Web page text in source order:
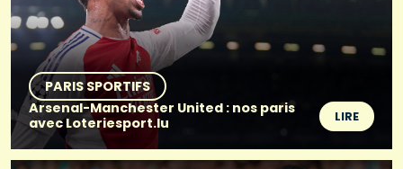
PARIS SPORTIFS
Arsenal-Manchester United : nos paris
avec Loteriesport.lu
LIRE